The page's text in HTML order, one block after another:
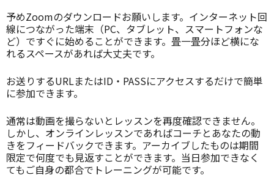
予めZoomのダウンロードお願いします。インターネット回
線につながった端末（PC、タブレット、スマートフォンな
ど）ですぐに始めることができます。畳一畳分ほど横にな
れるスペースがあれば大丈夫です。
お送りするURLまたはID・PASSにアクセスするだけで簡単
に参加できます。
通常は動画を撮らないとレッスンを再度確認できません。
しかし、オンラインレッスンであればコーチとあなたの動
きをフィードバックできます。アーカイブしたものは期間
限定で何度でも見返すことができます。当日参加できなく
てもご自身の都合でトレーニングが可能です。